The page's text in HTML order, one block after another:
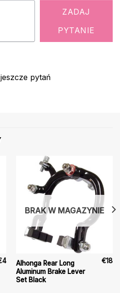
ZADAJ
PYTANIE
pytań
4
BRAK W MAGAZYNIE
Alhonga Rear Long
Aluminum Brake Lever
Set Black
€18